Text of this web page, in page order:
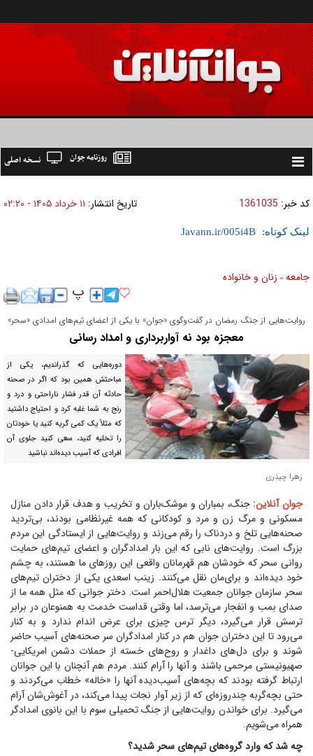
Toggle
نسخه اصلی روزنامه جوان
کد خبر: 1361035 تاریخ انتشار: ۱۱ خرداد ۱۴۰۵ - ۰۲:۲۰
لینک کوتاه:
جامعه » زنان و خانواده
روایت‌هایی از جنگ رمضان در گفت‌وگوی «جوان» با یکی از اعضای تیم‌های امدادی «سحر»
معجزه بود نه آواربرداری و امداد رسانی
دوره‌هایی که گذراندیم، یکی از
مباحثش همین بود که اگر در صحنه
حادثه آن قدر فشار ناراحتی و درد و
رنج به شما غلبه کرد و احتیاج داشتید
که مثلاً یک کمی گریه کنید یا خودتان
را تخلیه کنید، سعی کنید جلوی آن
افرادی که آسیب دیده‌اند نباشید
زهرا چیذری
جوان آنلاین: جنگ، بمباران و موشک‌باران و تخریب و هدف قرار دادن منازل
مسکونی و مرگ زن و مرد و کودکانی که همه غیرنظامی بودند، بی‌تردید
صحنه‌هایی تلخ و دردناک را رقم می‌زند و روایت‌هایی از ایستادگی این مردم
بزرگ است. روایت‌های نابی که این بار امدادگران و اعضای تیم‌های حمایت
روانی سحر که خودشان هم قهرمانان واقعی این روز‌های ما هستند، به چشم
خود دیده‌اند و برای‌مان نقل می‌کنند. زینب اسعدی یکی از دختران تیم‌های
سحر سازمان جوانان جمعیت هلال‌احمر است. دختر جوانی که مثل همه ما از
صدای بمب و انفجار می‌ترسد، اما وقتی قداست خدمت به همنوعان در برابر
ترسش قرار می‌گیرد، دیگر ترس چیزی برای عرض اندام ندارد و به کنار
می‌رود تا این دختران جوان هم در کنار امدادگران سر صحنه‌های آسیب حاضر
شوند و برای دل‌های داغدار و روح‌های خسته از حملات دشمن امریکایی-
صهیونیستی مرحمی باشند و آنها را آرام کنند. مردم هم آنچنان با این جوانان
ارتباط گرفته بودند که بچه‌های آسیب‌دیده آنها را «خاله» خطاب می‌کردند و
حتی بچه‌گربه چندروزه‌ای که از زیر آوار نجات پیدا می‌کند، در آغوش‌شان آرام
می‌گیرد. برای خواندن روایت‌هایی از جنگ تحمیلی سوم با این بانوی امدادگر
همراه می‌شویم.
چه شد که وارد گروه‌های تیم‌های سحر شدید؟